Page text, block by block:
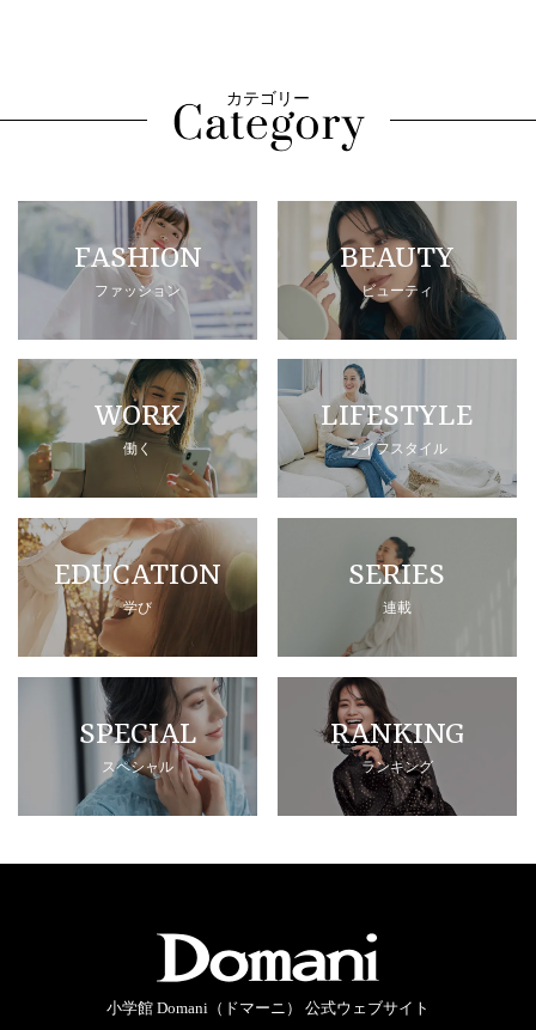
カテゴリー
FASHION
ファッション
BEAUTY
ビューティ
WORK
働く
LIFESTYLE
ライフスタイル
EDUCATION
学び
SERIES
連載
SPECIAL
スペシャル
RANKING
ランキング
小学館 Domani（ドマーニ） 公式ウェブサイト